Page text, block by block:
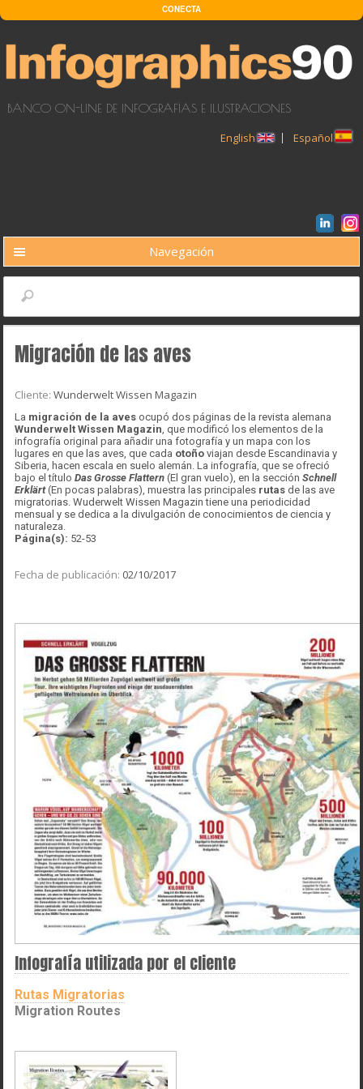
CONECTA
BANCO ON-LINE DE INFOGRAFÍAS E ILUSTRACIONES
English Español
Navegación
Buscar
Migración de las aves
Cliente:Wunderwelt Wissen Magazin
La migración de la avesocupó dos páginas de la revista alemana
Wunderwelt Wissen Magazin , que modificó los elementos de la
infografía original para añadir una fotografía y un mapa con los
lugares en que las aves, que cada otoño viajan desde Escandinavia y
Siberia, hacen escala en suelo alemán. La infografía, que se ofreció
bajo el títuloDas Grosse Flattern (El gran vuelo), en la secciónSchnell
Erklärt(En pocas palabras), muestra las principales rutas de las ave
migratorias. Wuderwelt Wissen Magazin tiene una periodicidad
mensual y se dedica a la divulgación de conocimientos de ciencia y
naturaleza.
Página(s): 52-53
Fecha de publicación: 02/10/2017
Infografía utilizada por el cliente
Rutas Migratorias
Migration Routes